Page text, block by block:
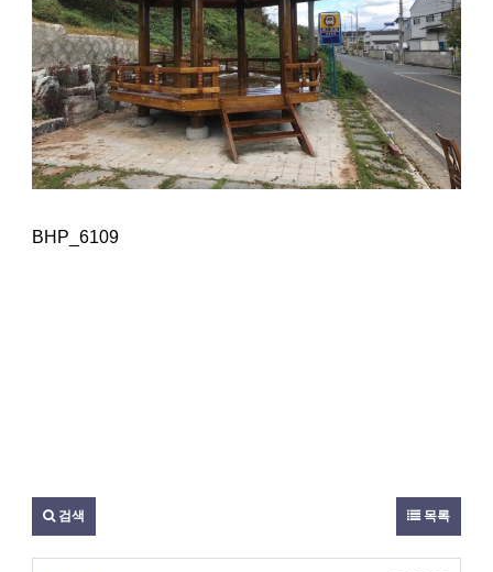
BHP_6109
검색 목록